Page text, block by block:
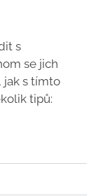
s
se jich
jak s tímto
tipů: